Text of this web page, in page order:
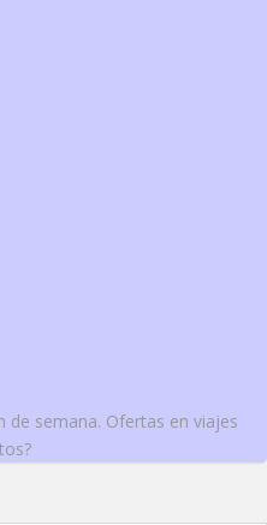
de semana. Ofertas en viajes